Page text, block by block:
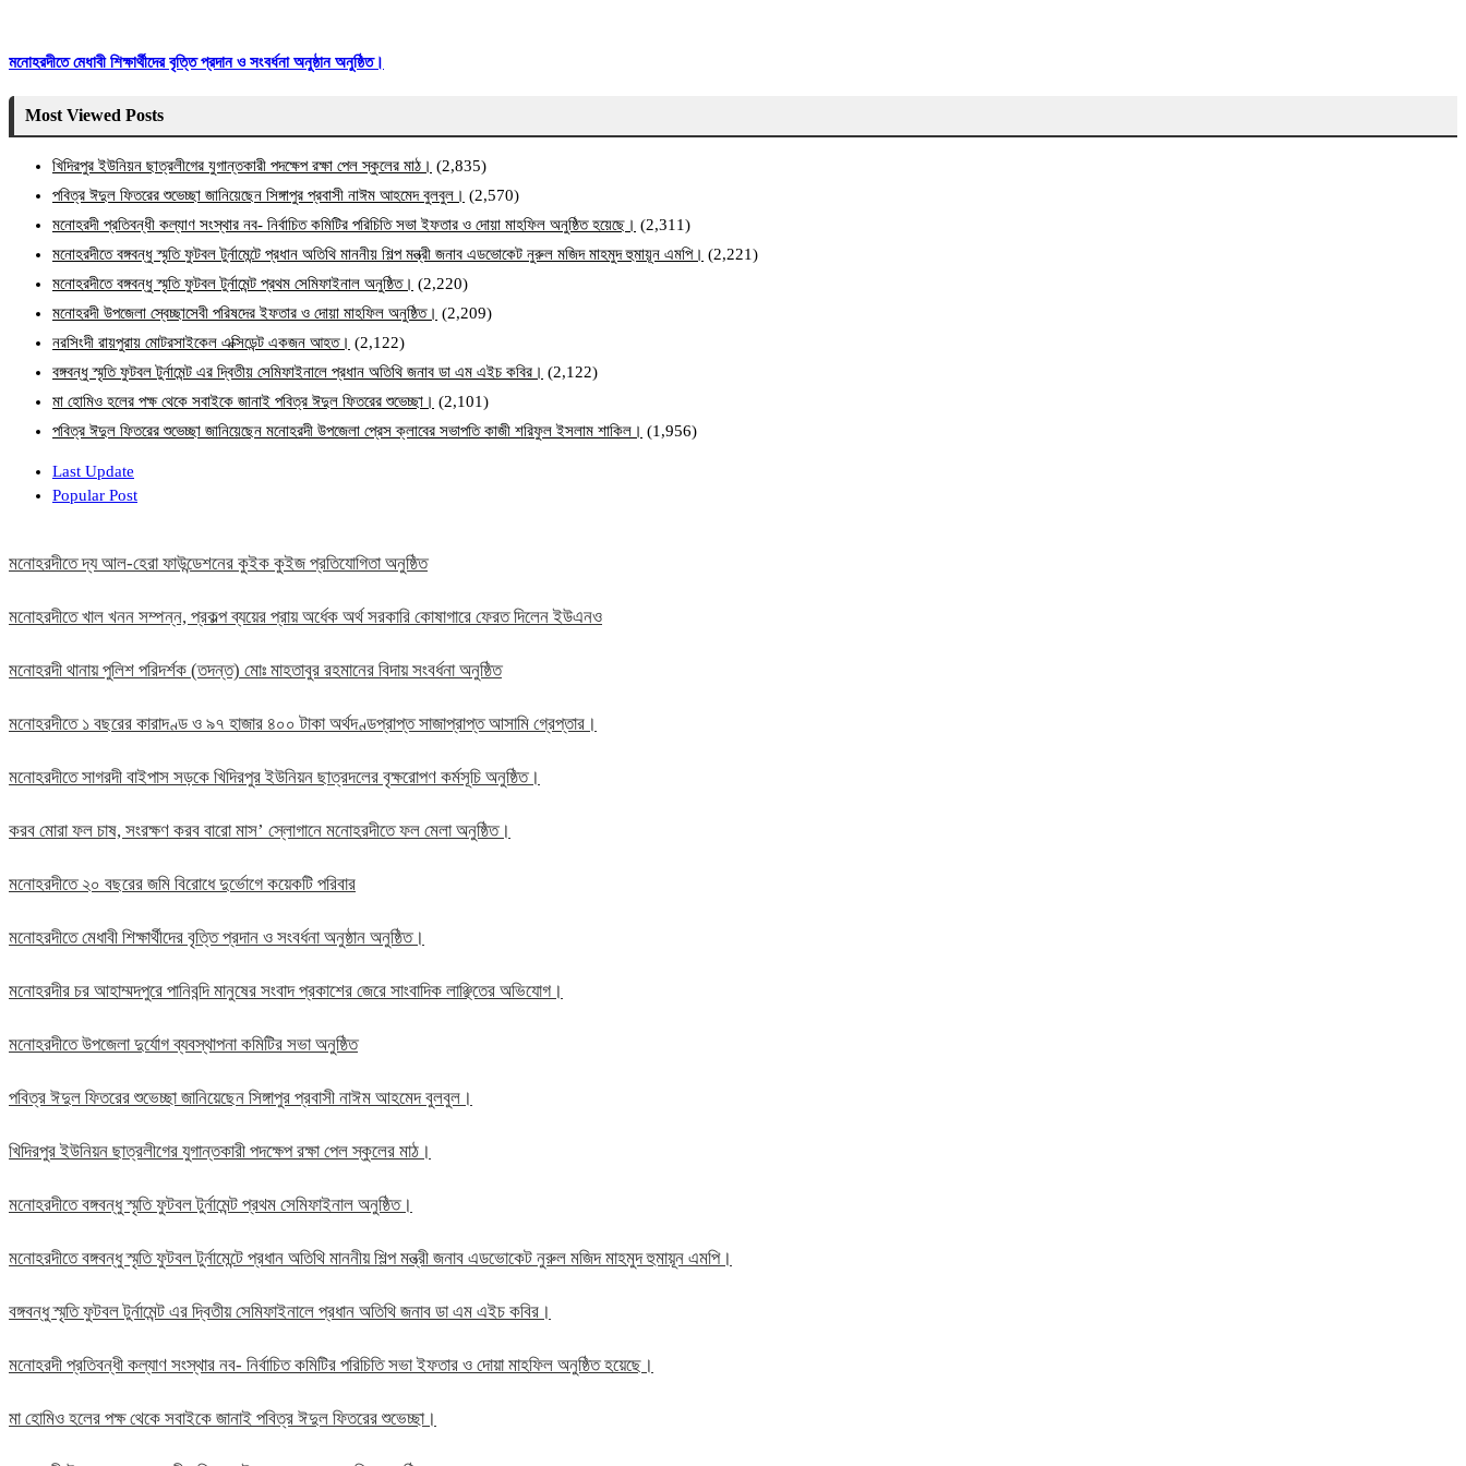
মনোহরদীতে মেধাবী শিক্ষার্থীদের বৃত্তি প্রদান ও সংবর্ধনা অনুষ্ঠান অনুষ্ঠিত।
Most Viewed Posts
খিদিরপুর ইউনিয়ন ছাত্রলীগের যুগান্তকারী পদক্ষেপ রক্ষা পেল স্কুলের মাঠ। (2,835)
পবিত্র ঈদুল ফিতরের শুভেচ্ছা জানিয়েছেন সিঙ্গাপুর প্রবাসী নাঈম আহমেদ বুলবুল। (2,570)
মনোহরদী প্রতিবন্ধী কল্যাণ সংস্থার নব- নির্বাচিত কমিটির পরিচিতি সভা ইফতার ও দোয়া মাহফিল অনুষ্ঠিত হয়েছে। (2,311)
মনোহরদীতে বঙ্গবন্ধু স্মৃতি ফুটবল টুর্নামেন্টে প্রধান অতিথি মাননীয় শিল্প মন্ত্রী জনাব এডভোকেট নুরুল মজিদ মাহমুদ হুমায়ূন এমপি। (2,221)
মনোহরদীতে বঙ্গবন্ধু স্মৃতি ফুটবল টুর্নামেন্ট প্রথম সেমিফাইনাল অনুষ্ঠিত। (2,220)
মনোহরদী উপজেলা স্বেচ্ছাসেবী পরিষদের ইফতার ও দোয়া মাহফিল অনুষ্ঠিত। (2,209)
নরসিংদী রায়পুরায় মোটরসাইকেল এক্সিডেন্ট একজন আহত। (2,122)
বঙ্গবন্ধু স্মৃতি ফুটবল টুর্নামেন্ট এর দ্বিতীয় সেমিফাইনালে প্রধান অতিথি জনাব ডা এম এইচ কবির। (2,122)
মা হোমিও হলের পক্ষ থেকে সবাইকে জানাই পবিত্র ঈদুল ফিতরের শুভেচ্ছা। (2,101)
পবিত্র ঈদুল ফিতরের শুভেচ্ছা জানিয়েছেন মনোহরদী উপজেলা প্রেস ক্লাবের সভাপতি কাজী শরিফুল ইসলাম শাকিল। (1,956)
Last Update
Popular Post
মনোহরদীতে দ্য আল-হেরা ফাউন্ডেশনের কুইক কুইজ প্রতিযোগিতা অনুষ্ঠিত
মনোহরদীতে খাল খনন সম্পন্ন, প্রকল্প ব্যয়ের প্রায় অর্ধেক অর্থ সরকারি কোষাগারে ফেরত দিলেন ইউএনও
মনোহরদী থানায় পুলিশ পরিদর্শক (তদন্ত) মোঃ মাহতাবুর রহমানের বিদায় সংবর্ধনা অনুষ্ঠিত
মনোহরদীতে ১ বছরের কারাদণ্ড ও ৯৭ হাজার ৪০০ টাকা অর্থদণ্ডপ্রাপ্ত সাজাপ্রাপ্ত আসামি গ্রেপ্তার।
মনোহরদীতে সাগরদী বাইপাস সড়কে খিদিরপুর ইউনিয়ন ছাত্রদলের বৃক্ষরোপণ কর্মসূচি অনুষ্ঠিত।
করব মোরা ফল চাষ, সংরক্ষণ করব বারো মাস’ স্লোগানে মনোহরদীতে ফল মেলা অনুষ্ঠিত।
মনোহরদীতে ২০ বছরের জমি বিরোধে দুর্ভোগে কয়েকটি পরিবার
মনোহরদীতে মেধাবী শিক্ষার্থীদের বৃত্তি প্রদান ও সংবর্ধনা অনুষ্ঠান অনুষ্ঠিত।
মনোহরদীর চর আহাম্মদপুরে পানিবন্দি মানুষের সংবাদ প্রকাশের জেরে সাংবাদিক লাঞ্ছিতের অভিযোগ।
মনোহরদীতে উপজেলা দুর্যোগ ব্যবস্থাপনা কমিটির সভা অনুষ্ঠিত
পবিত্র ঈদুল ফিতরের শুভেচ্ছা জানিয়েছেন সিঙ্গাপুর প্রবাসী নাঈম আহমেদ বুলবুল।
খিদিরপুর ইউনিয়ন ছাত্রলীগের যুগান্তকারী পদক্ষেপ রক্ষা পেল স্কুলের মাঠ।
মনোহরদীতে বঙ্গবন্ধু স্মৃতি ফুটবল টুর্নামেন্ট প্রথম সেমিফাইনাল অনুষ্ঠিত।
মনোহরদীতে বঙ্গবন্ধু স্মৃতি ফুটবল টুর্নামেন্টে প্রধান অতিথি মাননীয় শিল্প মন্ত্রী জনাব এডভোকেট নুরুল মজিদ মাহমুদ হুমায়ূন এমপি।
বঙ্গবন্ধু স্মৃতি ফুটবল টুর্নামেন্ট এর দ্বিতীয় সেমিফাইনালে প্রধান অতিথি জনাব ডা এম এইচ কবির।
মনোহরদী প্রতিবন্ধী কল্যাণ সংস্থার নব- নির্বাচিত কমিটির পরিচিতি সভা ইফতার ও দোয়া মাহফিল অনুষ্ঠিত হয়েছে।
মা হোমিও হলের পক্ষ থেকে সবাইকে জানাই পবিত্র ঈদুল ফিতরের শুভেচ্ছা।